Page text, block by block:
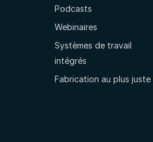
Podcasts
Webinaires
Systèmes de travail
intégrés
Fabrication au plus juste